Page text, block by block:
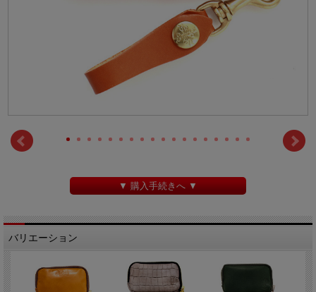
▼ 購入手続きへ ▼
バリエーション